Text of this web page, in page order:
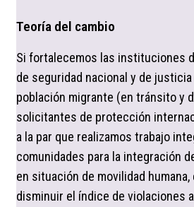
Teoría del cambio
Si fortalecemos las instituciones
de seguridad nacional y de
población migrante (en tránsito y
solicitantes de protección
a la par que realizamos trabajo
comunidades para la integración
en situación de movilidad
disminuir el índice de violaciones